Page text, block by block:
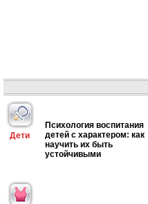
Дети
Психология воспитания
детей с характером: как
научить их быть
устойчивыми